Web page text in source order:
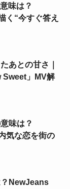
味は？
く“今すぐ答え
あとの甘さ｜
」MV解
味は？
気な恋を街の
？NewJeans